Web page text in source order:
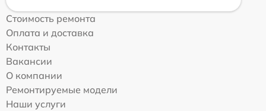
Стоимость ремонта
Оплата и доставка
Контакты
Вакансии
О компании
Ремонтируемые модели
Наши услуги